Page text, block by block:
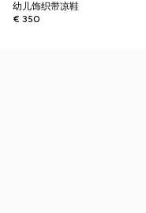
幼儿饰织带凉鞋
€ 350